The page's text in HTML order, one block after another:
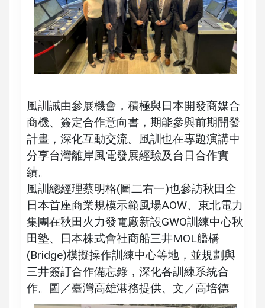
風訓誡由參展機會，積極與日本開發商媒合
商機、簽定合作意向書，期能參與前期開發
計畫，深化互動交流。風訓也在專題演講中
分享台灣離岸風電發展經驗及台日合作實
績。
風訓總經理蔡明格(圖二右一)也參訪秋田全
日本首座商業規模示範風場AOW、東北電力
集團在秋田火力發電廠新設GWO訓練中心秋
田塾、日本株式會社商船三井MOL艦橋
(Bridge)模擬操作訓練中心等地，並規劃與
三井簽訂合作備忘錄，深化各訓練系統合
作。圖／臺灣高雄港務提供、文／高培德